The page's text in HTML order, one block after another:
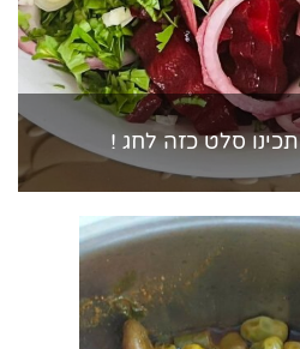
סלט כזה לחג !